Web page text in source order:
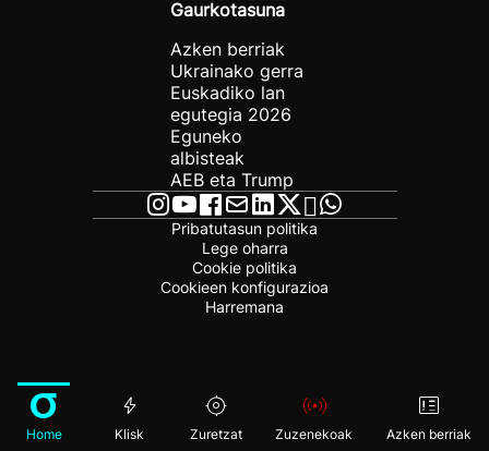
Gaurkotasuna
Azken berriak
Ukrainako gerra
Euskadiko lan
egutegia 2026
Eguneko
albisteak
AEB eta Trump
Pribatutasun politika
Lege oharra
Cookie politika
Cookieen konfigurazioa
Harremana
Home Klisk Zuretzat Zuzenekoak Azken berriak